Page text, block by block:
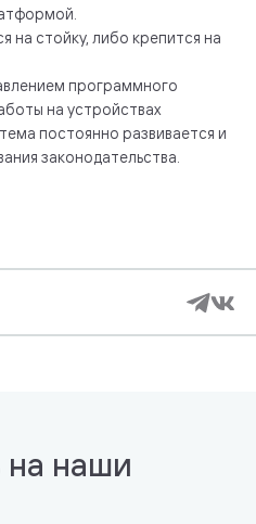
на стойку, либо крепится на
программного
на устройствах
постоянно развивается и
законодательства.
наши